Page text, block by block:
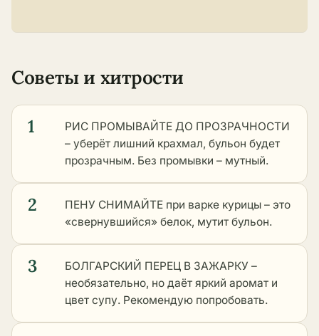
Советы и хитрости
1
РИС ПРОМЫВАЙТЕ ДО ПРОЗРАЧНОСТИ
– уберёт лишний крахмал, бульон будет
прозрачным. Без промывки – мутный.
2
ПЕНУ СНИМАЙТЕ при варке курицы – это
«свернувшийся» белок, мутит бульон.
3
БОЛГАРСКИЙ ПЕРЕЦ В ЗАЖАРКУ –
необязательно, но даёт яркий аромат и
цвет супу. Рекомендую попробовать.